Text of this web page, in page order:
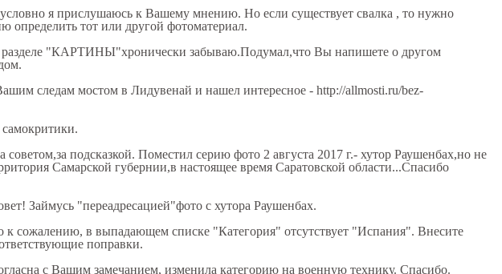
я прислушаюсь к Вашему мнению. Но если существует свалка , то нужно
определить тот или другой фотоматериал.
разделе "КАРТИНЫ"хронически забываю.Подумал,что Вы напишете о другом
следам мостом в Лидувенай и нашел интересное - http://allmosti.ru/bez-
подсказкой. Поместил серию фото 2 августа 2017 г.- хутор Раушенбах,но не
Самарской губернии,в настоящее время Саратовской области...Спасибо
Займусь "переадресацией"фото с хутора Раушенбах.
к сожалению, в выпадающем списке "Категория" отсутствует "Испания". Внесите
поправки.
с Вашим замечанием, изменила категорию на военную технику. Спасибо.